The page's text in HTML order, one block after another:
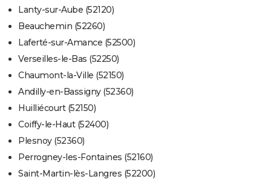
Lanty-sur-Aube (52120)
Beauchemin (52260)
Laferté-sur-Amance (52500)
Verseilles-le-Bas (52250)
Chaumont-la-Ville (52150)
Andilly-en-Bassigny (52360)
Huilliécourt (52150)
Coiffy-le-Haut (52400)
Plesnoy (52360)
Perrogney-les-Fontaines (52160)
Saint-Martin-lès-Langres (52200)